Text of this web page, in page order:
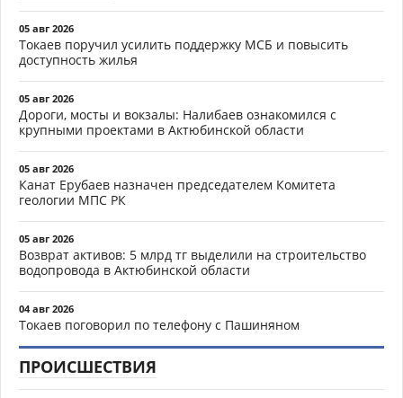
05 авг 2026
Токаев поручил усилить поддержку МСБ и повысить
доступность жилья
05 авг 2026
Дороги, мосты и вокзалы: Налибаев ознакомился с
крупными проектами в Актюбинской области
05 авг 2026
Канат Ерубаев назначен председателем Комитета
геологии МПС РК
05 авг 2026
Возврат активов: 5 млрд тг выделили на строительство
водопровода в Актюбинской области
04 авг 2026
Токаев поговорил по телефону с Пашиняном
ПРОИСШЕСТВИЯ